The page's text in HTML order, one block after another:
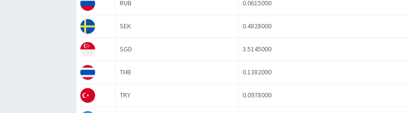
RUB 0.0615000
SEK 0.4828000
SGD 3.5145000
THB 0.1382000
TRY 0.0978000